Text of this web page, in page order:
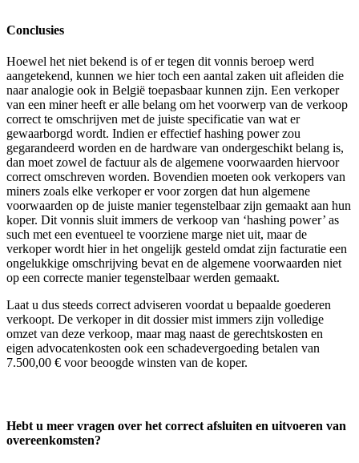
Conclusies
Hoewel het niet bekend is of er tegen dit vonnis beroep werd
aangetekend, kunnen we hier toch een aantal zaken uit afleiden die
naar analogie ook in België toepasbaar kunnen zijn. Een verkoper
van een miner heeft er alle belang om het voorwerp van de verkoop
correct te omschrijven met de juiste specificatie van wat er
gewaarborgd wordt. Indien er effectief hashing power zou
gegarandeerd worden en de hardware van ondergeschikt belang is,
dan moet zowel de factuur als de algemene voorwaarden hiervoor
correct omschreven worden. Bovendien moeten ook verkopers van
miners zoals elke verkoper er voor zorgen dat hun algemene
voorwaarden op de juiste manier tegenstelbaar zijn gemaakt aan hun
koper. Dit vonnis sluit immers de verkoop van ‘hashing power’ as
such met een eventueel te voorziene marge niet uit, maar de
verkoper wordt hier in het ongelijk gesteld omdat zijn facturatie een
ongelukkige omschrijving bevat en de algemene voorwaarden niet
op een correcte manier tegenstelbaar werden gemaakt.
Laat u dus steeds correct adviseren voordat u bepaalde goederen
verkoopt. De verkoper in dit dossier mist immers zijn volledige
omzet van deze verkoop, maar mag naast de gerechtskosten en
eigen advocatenkosten ook een schadevergoeding betalen van
7.500,00 € voor beoogde winsten van de koper.
Hebt u meer vragen over het correct afsluiten en uitvoeren van
overeenkomsten?